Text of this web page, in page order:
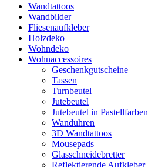
Wandtattoos
Wandbilder
Fliesenaufkleber
Holzdeko
Wohndeko
Wohnaccessoires
Geschenkgutscheine
Tassen
Turnbeutel
Jutebeutel
Jutebeutel in Pastellfarben
Wanduhren
3D Wandtattoos
Mousepads
Glasschneidebretter
Reflektierende Aufkleber